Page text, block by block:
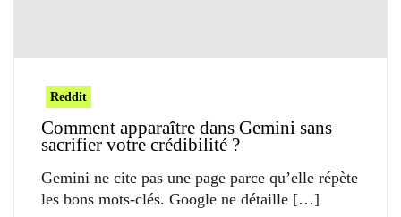
Reddit
Comment apparaître dans Gemini sans
sacrifier votre crédibilité ?
Gemini ne cite pas une page parce qu’elle répète
les bons mots-clés. Google ne détaille